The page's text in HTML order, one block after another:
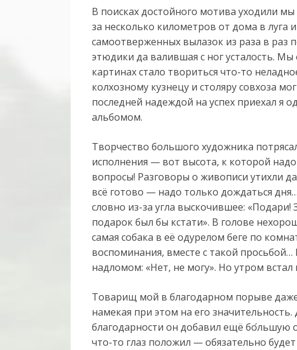
В поисках достойного мотива уходили
за несколько километров от дома в луга
самоотверженных вылазок из раза в раз
этюдики да валившая с ног усталость.
картинах стало твориться что-то
колхозному кузнецу и столяру совхоза
последней надеждой на успех приехал
альбомом.
Творчество большого художника
исполнения — вот высота, к которой
вопросы! Разговоры о живописи утихли
всё готово — надо только дождаться
словно из-за угла выскочившее:
подарок был бы кстати». В голове
самая собака в её одурелом беге по
воспоминания, вместе с такой
надломом: «Нет, не могу». Но утром
Товарищ мой в благодарном порыве
намекая при этом на его
благодарности он добавил ещё большую
что-то глаз положил — обязательно